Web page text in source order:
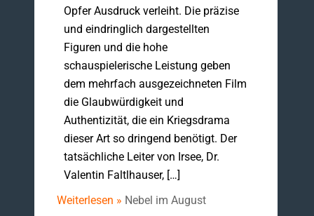
Opfer Ausdruck verleiht. Die präzise
und eindringlich dargestellten
Figuren und die hohe
schauspielerische Leistung geben
dem mehrfach ausgezeichneten Film
die Glaubwürdigkeit und
Authentizität, die ein Kriegsdrama
dieser Art so dringend benötigt. Der
tatsächliche Leiter von Irsee, Dr.
Valentin Faltlhauser, […]
Weiterlesen » Nebel im August